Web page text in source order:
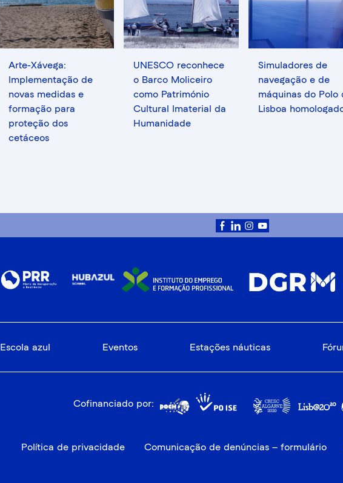
Arte-Xávega:
Implementação de
novas medidas e
formação para
proteção dos
cetáceos
UNESCO reconhece
o Barco Moliceiro
como Património
Cultural Imaterial da
Humanidade
Simuladores de
navegação e de
máquinas do Polo
Lisboa
Escola azul Eventos Estações náuticas
Cofinanciado por:
Política de privacidade Comunicação de denúncias – formulário